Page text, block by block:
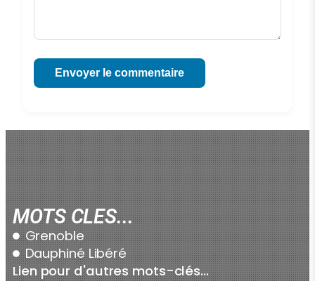
Envoyer le commentaire
MOTS CLES...
Grenoble
Dauphiné Libéré
Lien pour d'autres mots-clés...